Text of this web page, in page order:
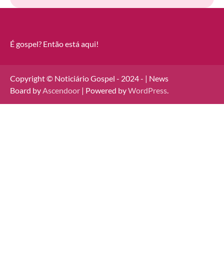
É gospel? Então está aqui!
Copyright © Noticiário Gospel - 2024 - | News
Board by Ascendoor | Powered byWordPress